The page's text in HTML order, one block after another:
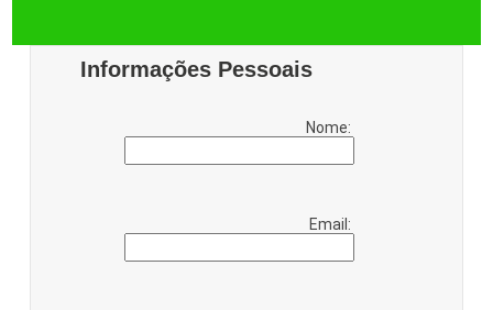
Informações Pessoais
Nome:
Email: